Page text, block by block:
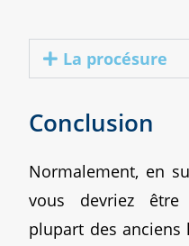
La procésure
Conclusion
Normalement, en
vous devriez être
plupart des anciens